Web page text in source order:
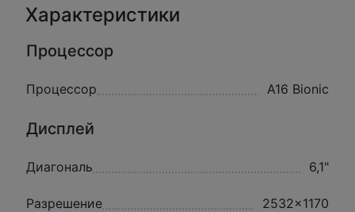
Характеристики
Процессор
Процессор A16 Bionic
Дисплей
Диагональ 6,1"
Разрешение 2532x1170